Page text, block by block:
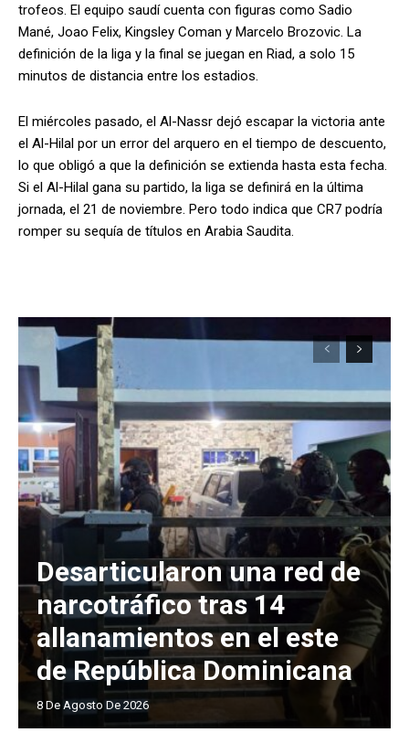
trofeos. El equipo saudí cuenta con figuras como Sadio
Mané, Joao Felix, Kingsley Coman y Marcelo Brozovic. La
definición de la liga y la final se juegan en Riad, a solo 15
minutos de distancia entre los estadios.
El miércoles pasado, el Al-Nassr dejó escapar la victoria ante
el Al-Hilal por un error del arquero en el tiempo de descuento,
lo que obligó a que la definición se extienda hasta esta fecha.
Si el Al-Hilal gana su partido, la liga se definirá en la última
jornada, el 21 de noviembre. Pero todo indica que CR7 podría
romper su sequía de títulos en Arabia Saudita.
Desarticularon una red de
narcotráfico tras 14
allanamientos en el este
de República Dominicana
8 De Agosto De 2026